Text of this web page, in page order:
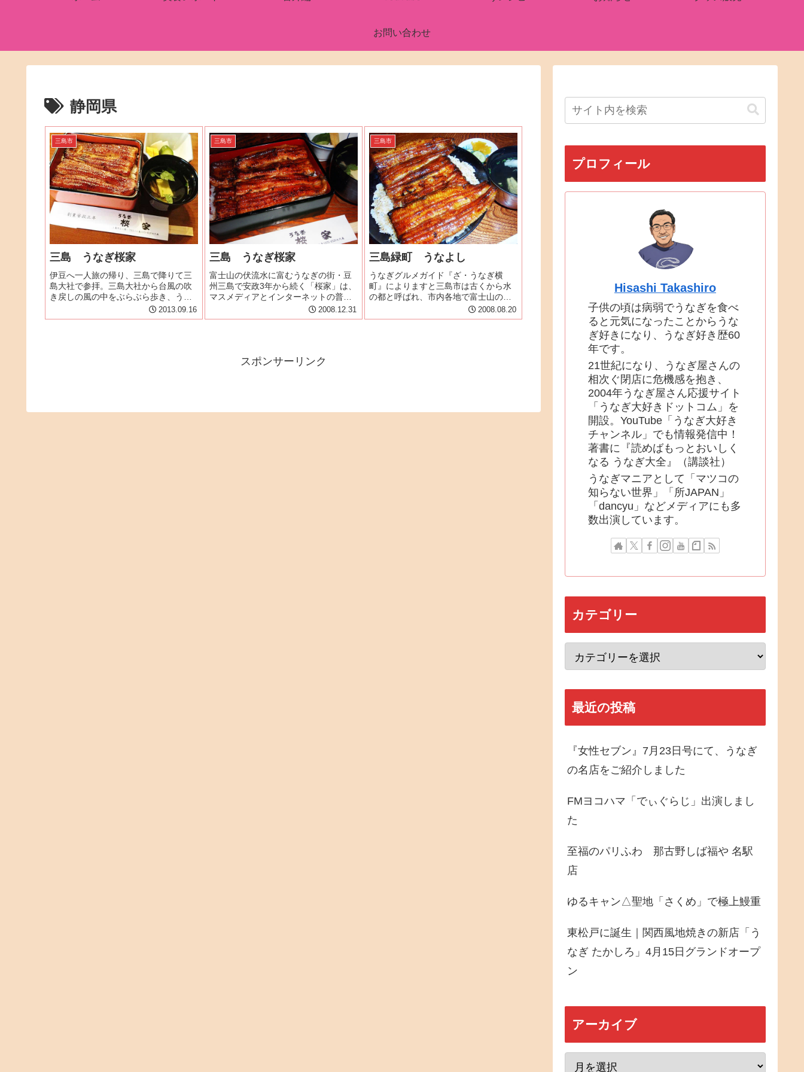
お問い合わせ
静岡県
三島市
三島 うなぎ桜家
伊豆へ一人旅の帰り、三島で降りて三
島大社で参拝。三島大社から台風の吹
き戻しの風の中をぶらぶら歩き、うな
ぎ桜家へ。平日からなのか、台風のせ
いなのか、正午過ぎという時間にも関
2013.09.16
三島市
三島 うなぎ桜家
富士山の伏流水に富むうなぎの街・豆
州三島で安政3年から続く「桜家」は、
マスメディアとインターネットの普及
により日本全国からうなぎ好きの集ま
る名店です。三島広小路駅脇の修善寺
2008.12.31
三島市
三島緑町 うなよし
うなぎグルメガイド『ざ・うなぎ横
町』によりますと三島市は古くから水
の都と呼ばれ、市内各地で富士山の雪
解け水が湧き出しています。市内のう
なぎ屋では、この湧水にうなぎを2～3
2008.08.20
スポンサーリンク
プロフィール
Hisashi Takashiro
子供の頃は病弱でうなぎを食べ
ると元気になったことからうな
ぎ好きになり、うなぎ好き歴60
年です。
21世紀になり、うなぎ屋さんの
相次ぐ閉店に危機感を抱き、
2004年うなぎ屋さん応援サイト
「うなぎ大好きドットコム」を
開設。YouTube「うなぎ大好き
チャンネル」でも情報発信中！
著書に『読めばもっとおいしく
なる うなぎ大全』（講談社）
うなぎマニアとして「マツコの
知らない世界」「所JAPAN」
「dancyu」などメディアにも多
数出演しています。
カテゴリー
最近の投稿
『女性セブン』7月23日号にて、うなぎ
の名店をご紹介しました
FMヨコハマ「でぃぐらじ」出演しまし
た
至福のパリふわ 那古野しば福や 名駅
店
ゆるキャン△聖地「さくめ」で極上鰻重
東松戸に誕生｜関西風地焼きの新店「う
なぎ たかしろ」4月15日グランドオープ
ン
アーカイブ